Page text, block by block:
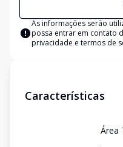
As informações serão
possa entrar em contato
privacidade e termos de
Características
Área